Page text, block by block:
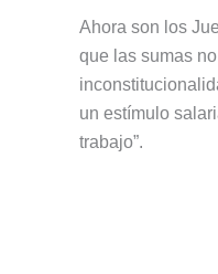
Ahora son los
que las sumas
un estímulo
trabajo”.